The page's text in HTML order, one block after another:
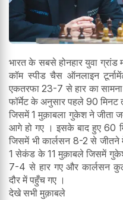
भारत के सबसे होनहार युवा
कॉम स्पीड चैस ऑनलाइन
एकतरफा 23-7 से हार का
फॉर्मेट के अनुसार पहले 90
जिसमें 1 मुक़ाबला गुकेश ने जीता
आगे हो गए । इसके बाद हुए 60
जिसमें भी कार्लसन 8-2 से जीतने
1 सेकंड के 11 मुक़ाबले जिसमें गुकेश
7-4 से हार गए और कार्लसन
दौर में पहुँच गए ।
देखे सभी मुक़ाबले